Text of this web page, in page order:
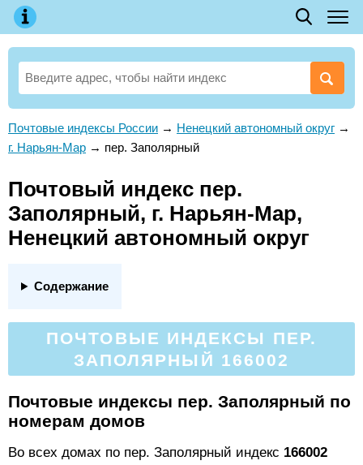
Почтовые индексы России → Ненецкий автономный округ →
г. Нарьян-Мар → пер. Заполярный
Почтовый индекс пер.
Заполярный, г. Нарьян-Мар,
Ненецкий автономный округ
Содержание
ПОЧТОВЫЕ ИНДЕКСЫ ПЕР.
ЗАПОЛЯРНЫЙ 166002
Почтовые индексы пер. Заполярный по
номерам домов
Во всех домах по пер. Заполярный индекс 166002